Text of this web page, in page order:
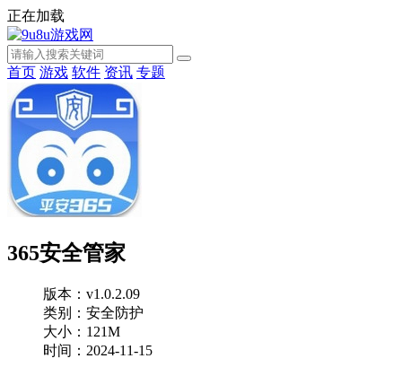
正在加载
首页 游戏 软件 资讯 专题
365安全管家
版本：v1.0.2.09
类别：安全防护
大小：121M
时间：2024-11-15